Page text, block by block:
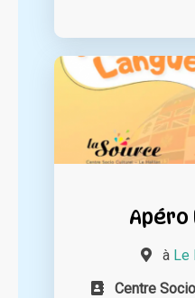
Apéro
à Le
Centre